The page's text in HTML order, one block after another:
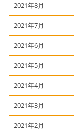
2021年8月
2021年7月
2021年6月
2021年5月
2021年4月
2021年3月
2021年2月